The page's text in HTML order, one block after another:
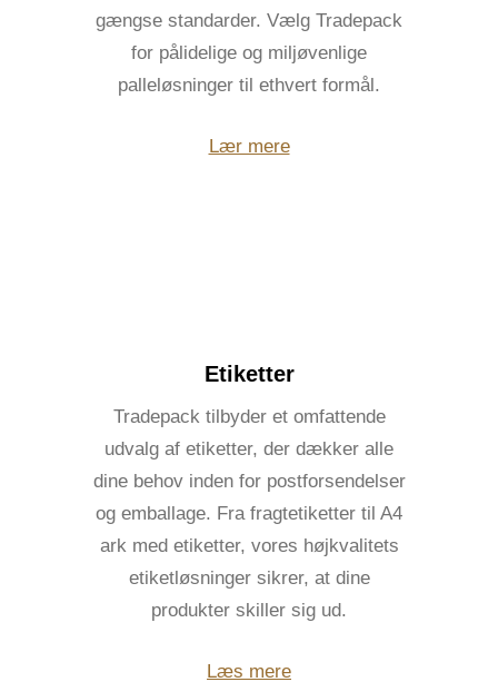
gængse standarder. Vælg Tradepack
for pålidelige og miljøvenlige
palleløsninger til ethvert formål.
Lær mere
Etiketter
Tradepack tilbyder et omfattende
udvalg af etiketter, der dækker alle
dine behov inden for postforsendelser
og emballage. Fra fragtetiketter til A4
ark med etiketter, vores højkvalitets
etiketløsninger sikrer, at dine
produkter skiller sig ud.
Læs mere